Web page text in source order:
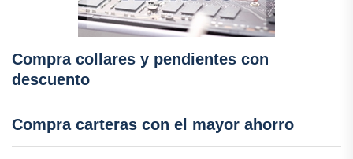
Compra collares y pendientes con
descuento
Compra carteras con el mayor ahorro